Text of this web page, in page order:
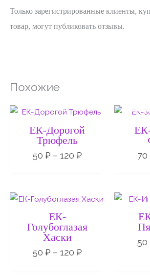
Только зарегистрированные клиенты,
товар, могут публиковать отзывы.
Похожие
ЕК-Дорогой
Трюфель
50 ₽ – 120 ₽
Диапазон
цен:
50 ₽
–
70
ЕК-
Голубоглазая
Хаски
50 ₽ – 120 ₽
Диапазон
цен:
120 ₽
50